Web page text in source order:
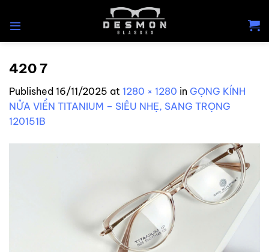
420 7
Published 16/11/2025 at 1280 × 1280 in GỌNG KÍNH
NỬA VIỀN TITANIUM – SIÊU NHẸ, SANG TRỌNG
120151B